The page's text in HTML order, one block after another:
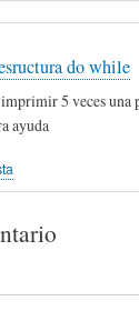
do while
5 veces una
ayuda